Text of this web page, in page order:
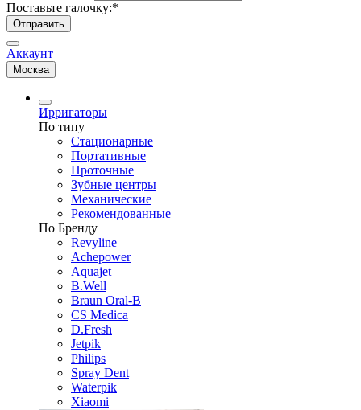
Поставьте галочку:*
Отправить
Аккаунт
Москва
Ирригаторы
По типу
Стационарные
Портативные
Проточные
Зубные центры
Механические
Рекомендованные
По Бренду
Revyline
Achepower
Aquajet
B.Well
Braun Oral-B
CS Medica
D.Fresh
Jetpik
Philips
Spray Dent
Waterpik
Xiaomi